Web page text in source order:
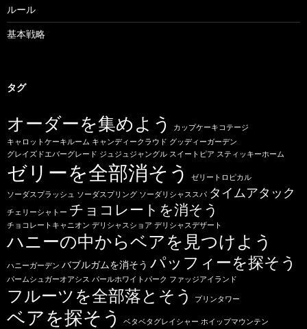
ルール
基本戦略
タグ
オーダーを集めよう
カップケーキコテージ
キャロットケーキルーム キャンディークラウド グッディーガーデン
グレイズドエバーグレード ジュジュジャングル スイートピア スティッキーホーム
ゼリーを全部消そう
ゼリートロピカル
ソーダスプラッシュ ソーダスプリング ソーダリシャススパ タイムアタック
チェリーシャトー チョコレートを消そう
チョコレートキャニオン デリシャスショア デリシャスデザート
ハニーの中からベアを見つけよう
ハニーガーデン バブルガムを消そう パッフィーを探そう
パームシュガーオアシス パールホワイトパーク ファッジアイランド
フルーツを全部落とそう プリンタワー
ベアを探そう ベタベタグレイシャー ホイップマウンテン